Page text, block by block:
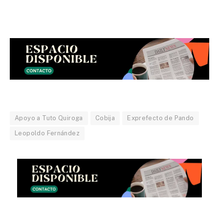
Apoyo a Tuto Quiroga Cobija Exprefecto de Pando
Leopoldo Fernández